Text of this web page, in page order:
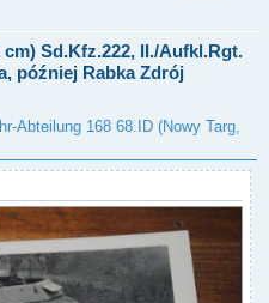
cm) Sd.Kfz.222, II./Aufkl.Rgt.
później Rabka Zdrój
Abteilung 168 68.ID (Nowy Targ,